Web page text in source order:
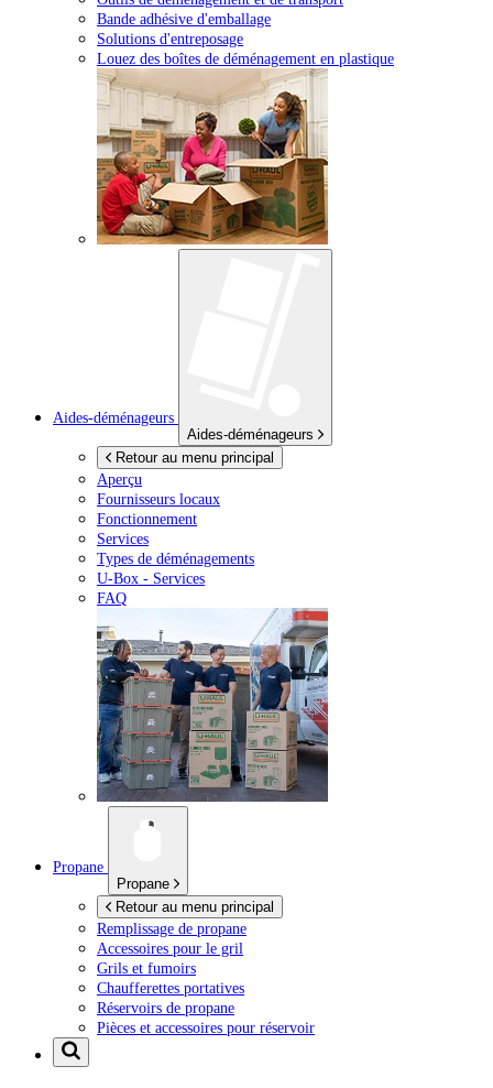
Bande adhésive d'emballage
Solutions d'entreposage
Louez des boîtes de déménagement en plastique
Aides-déménageurs
Aides-déménageurs
Retour au menu principal
Aperçu
Fournisseurs locaux
Fonctionnement
Services
Types de déménagements
U-Box - Services
FAQ
Propane
Propane
Retour au menu principal
Remplissage de propane
Accessoires pour le gril
Grils et fumoirs
Chaufferettes portatives
Réservoirs de propane
Pièces et accessoires pour réservoir